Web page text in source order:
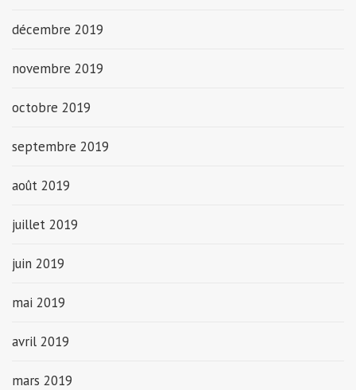
décembre 2019
novembre 2019
octobre 2019
septembre 2019
août 2019
juillet 2019
juin 2019
mai 2019
avril 2019
mars 2019